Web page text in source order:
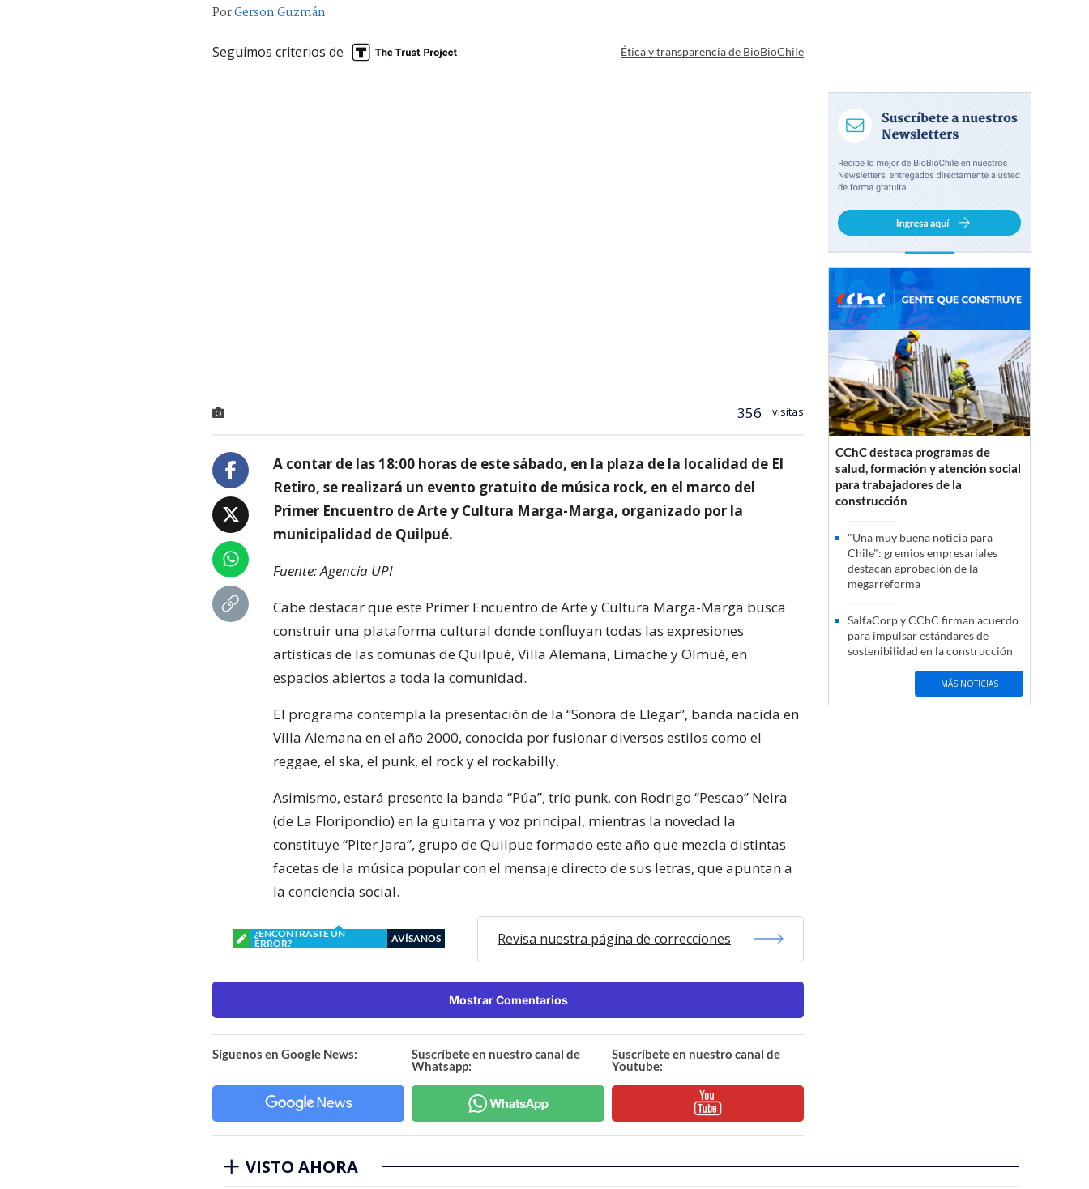
PorGerson Guzmán
Seguimos criterios de Ética y transparencia de BioBioChile
356 visitas
A contar de las 18:00 horas de este sábado, en la plaza de la localidad de El
Retiro, se realizará un evento gratuito de música rock, en el marco del
Primer Encuentro de Arte y Cultura Marga-Marga, organizado por la
municipalidad de Quilpué.
Fuente: Agencia UPI
Cabe destacar que este Primer Encuentro de Arte y Cultura Marga-Marga busca
construir una plataforma cultural donde confluyan todas las expresiones
artísticas de las comunas de Quilpué, Villa Alemana, Limache y Olmué, en
espacios abiertos a toda la comunidad.
El programa contempla la presentación de la “Sonora de Llegar”, banda nacida en
Villa Alemana en el año 2000, conocida por fusionar diversos estilos como el
reggae, el ska, el punk, el rock y el rockabilly.
Asimismo, estará presente la banda “Púa”, trío punk, con Rodrigo “Pescao” Neira
(de La Floripondio) en la guitarra y voz principal, mientras la novedad la
constituye “Piter Jara”, grupo de Quilpue formado este año que mezcla distintas
facetas de la música popular con el mensaje directo de sus letras, que apuntan a
la conciencia social.
¿ENCONTRASTE UN
ERROR?
AVÍSANOS Revisa nuestra página de correcciones
Mostrar Comentarios
Síguenos en Google News:
Suscríbete en nuestro canal de
Whatsapp:
Suscríbete en nuestro canal de
Youtube:
CChC destaca programas de
salud, formación y atención social
para trabajadores de la
construcción
"Una muy buena noticia para
Chile": gremios empresariales
destacan aprobación de la
megarreforma
SalfaCorp y CChC firman acuerdo
para impulsar estándares de
sostenibilidad en la construcción
MÁS NOTICIAS
VISTO AHORA